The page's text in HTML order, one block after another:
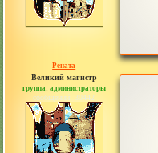
Рената
Великий магистр
группа: администраторы
сообщений: 30442